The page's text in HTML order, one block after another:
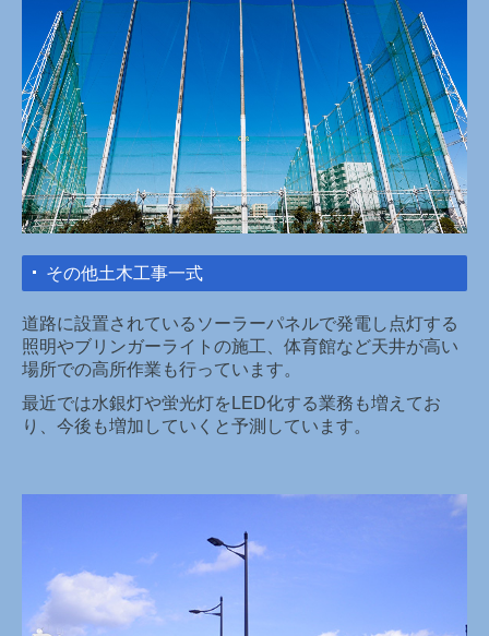
その他土木工事一式
道路に設置されているソーラーパネルで発電し点灯する
照明やブリンガーライトの施工、体育館など天井が高い
場所での高所作業も行っています。
最近では水銀灯や蛍光灯をLED化する業務も増えてお
り、今後も増加していくと予測しています。